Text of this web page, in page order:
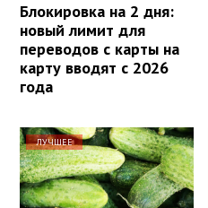
Блокировка на 2 дня:
новый лимит для
переводов с карты на
карту вводят с 2026
года
ЛУЧШЕЕ